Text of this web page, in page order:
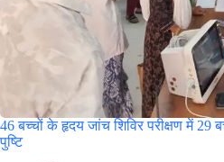
46 बच्चों के हृदय जांच शिविर परीक्षण में 29
पुष्टि